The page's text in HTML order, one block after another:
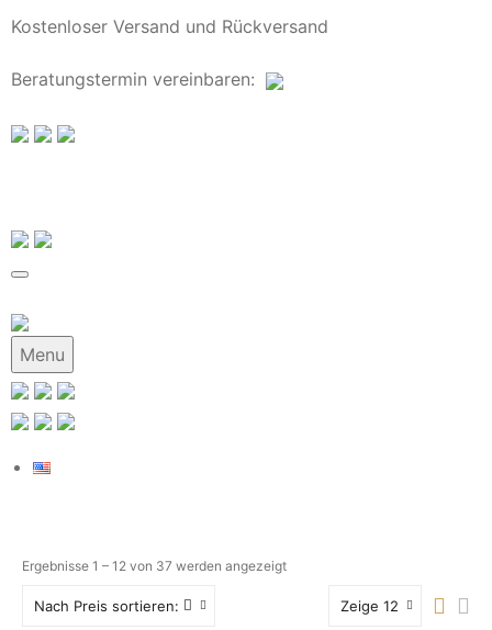
Kostenloser Versand und Rückversand
Beratungstermin vereinbaren:
Menu
Ergebnisse 1 – 12 von 37 werden angezeigt
Nach Preis sortieren: Zeige 12